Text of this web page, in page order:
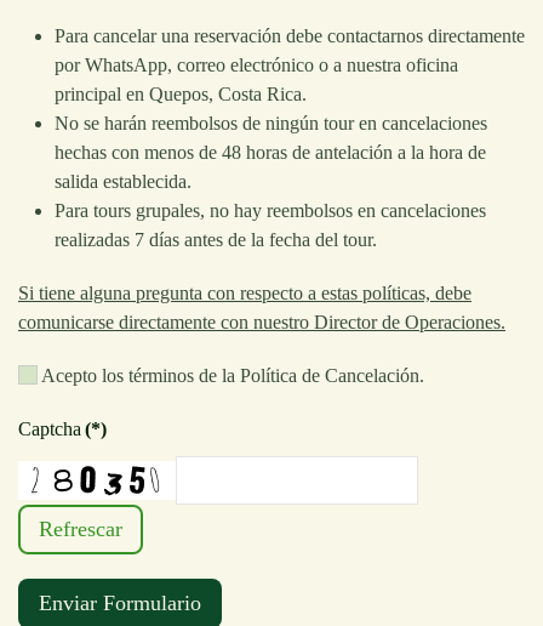
Para cancelar una reservación debe contactarnos directamente
por WhatsApp, correo electrónico o a nuestra oficina
principal en Quepos, Costa Rica.
No se harán reembolsos de ningún tour en cancelaciones
hechas con menos de 48 horas de antelación a la hora de
salida establecida.
Para tours grupales, no hay reembolsos en cancelaciones
realizadas 7 días antes de la fecha del tour.
Si tiene alguna pregunta con respecto a estas políticas, debe
comunicarse directamente con nuestro Director de Operaciones.
Acepto los términos de la Política de Cancelación.
Captcha (*)
Refrescar
Enviar Formulario